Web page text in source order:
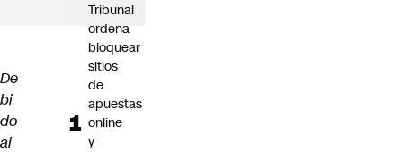
De
bi
do
al
Tribunal
ordena
bloquear
sitios
de
apuestas
online
y